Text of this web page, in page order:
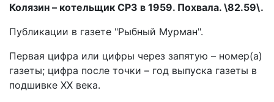
Колязин – котельщик СРЗ в 1959. Похвала. \82.59\.
Публикации в газете "Рыбный Мурман".
Первая цифра или цифры через запятую – номер(а)
газеты; цифра после точки – год выпуска газеты в
подшивке ХХ века.